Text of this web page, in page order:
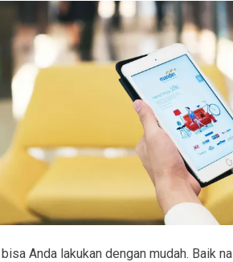
bisa Anda lakukan dengan mudah. Baik